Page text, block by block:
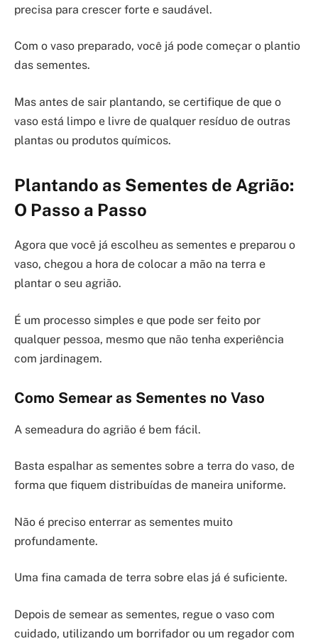
precisa para crescer forte e saudável.
Com o vaso preparado, você já pode começar o plantio
das sementes.
Mas antes de sair plantando, se certifique de que o
vaso está limpo e livre de qualquer resíduo de outras
plantas ou produtos químicos.
Plantando as Sementes de Agrião:
O Passo a Passo
Agora que você já escolheu as sementes e preparou o
vaso, chegou a hora de colocar a mão na terra e
plantar o seu agrião.
É um processo simples e que pode ser feito por
qualquer pessoa, mesmo que não tenha experiência
com jardinagem.
Como Semear as Sementes no Vaso
A semeadura do agrião é bem fácil.
Basta espalhar as sementes sobre a terra do vaso, de
forma que fiquem distribuídas de maneira uniforme.
Não é preciso enterrar as sementes muito
profundamente.
Uma fina camada de terra sobre elas já é suficiente.
Depois de semear as sementes, regue o vaso com
cuidado, utilizando um borrifador ou um regador com